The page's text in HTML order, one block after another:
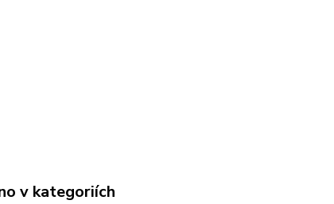
v kategoriích